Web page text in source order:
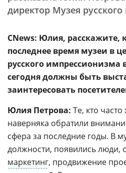
директор Музея
CNews: Юлия, расскажите,
последнее время музеи в
русского импрессионизма
сегодня должны быть
заинтересовать
Юлия Петрова: Те, кто
наверняка обратили
сфера за последние годы. В
должности, появились люди,
маркетинг, продвижение